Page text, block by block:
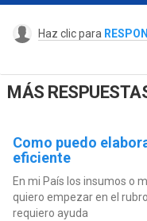
Haz clic para
MÁS
Como puedo
eficiente
En mi País los insumos o
quiero empezar en el
requiero ayuda